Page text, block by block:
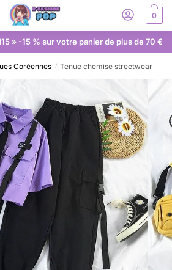
0
» -15 % sur votre panier de plus de 70 €
Coréennes / Tenue chemise streetwear